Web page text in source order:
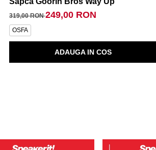
319,00 RON249,00 RON
OSFA
ADAUGA IN COS